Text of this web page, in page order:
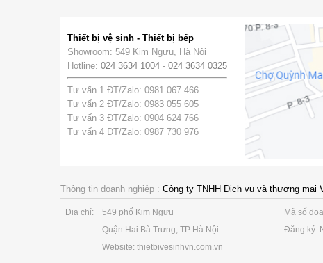
Thiết bị vệ sinh - Thiết bị bếp
Showroom: 549 Kim Ngưu, Hà Nội
Hotline: 024 3634 1004 - 024 3634 0325
Tư vấn 1 ĐT/Zalo: 0981 067 466
Tư vấn 2 ĐT/Zalo: 0983 055 605
Tư vấn 3 ĐT/Zalo: 0904 624 766
Tư vấn 4 ĐT/Zalo: 0987 730 976
Thông tin doanh nghiệp : Công ty TNHH Dịch vụ và thương mại
Địa chỉ:
549 phố Kim Ngưu
Quận Hai Bà Trưng, TP Hà Nội.
Website: thietbivesinhvn.com.vn
Mã số
Đăng ký: